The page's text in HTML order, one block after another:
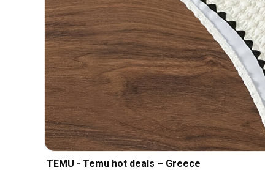
TEMU - Temu hot deals – Greece